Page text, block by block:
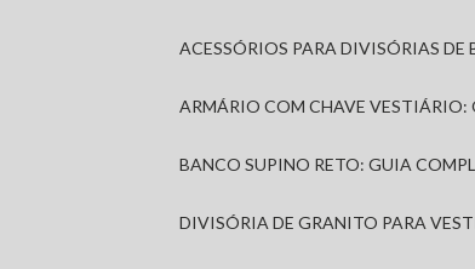
ACESSÓRIOS PARA DIVISÓRIAS
ARMÁRIO COM CHAVE
BANCO SUPINO RETO: GUIA
DIVISÓRIA DE GRANITO PARA